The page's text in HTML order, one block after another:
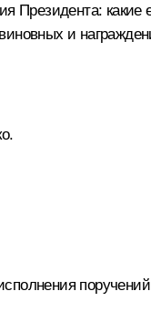
Президента: какие
и